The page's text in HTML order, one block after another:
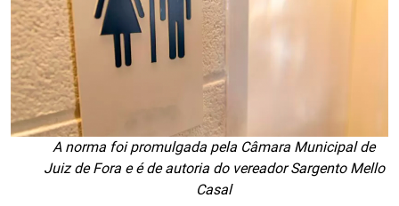
A norma foi promulgada pela Câmara Municipal de
Juiz de Fora e é de autoria do vereador Sargento Mello
Casal